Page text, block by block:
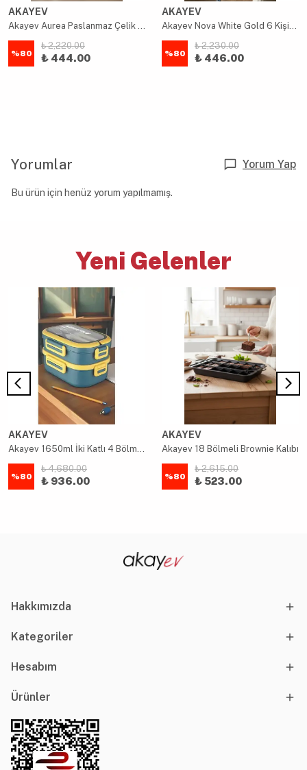
AKAYEV
Akayev Aurea Paslanmaz Çelik Dondurma Kaşığı 12li
%80
₺ 2,220.00
₺ 444.00
AKAYEV
Akayev Nova White Gold 6 Kişilik 12 Parça Paslanmaz Çelik Çatal Kaşık Takımı
%80
₺ 2,230.00
₺ 446.00
Yorumlar Yorum Yap
Bu ürün için henüz yorum yapılmamış.
Yeni Gelenler
AKAYEV
Akayev 1650ml İki Katlı 4 Bölmeli Çelik Yemek Kabı Mavi
%80
₺ 4,680.00
₺ 936.00
AKAYEV
Akayev 18 Bölmeli Brownie Kalıbı
%80
₺ 2,615.00
₺ 523.00
Hakkımızda
Kategoriler
Hesabım
Ürünler